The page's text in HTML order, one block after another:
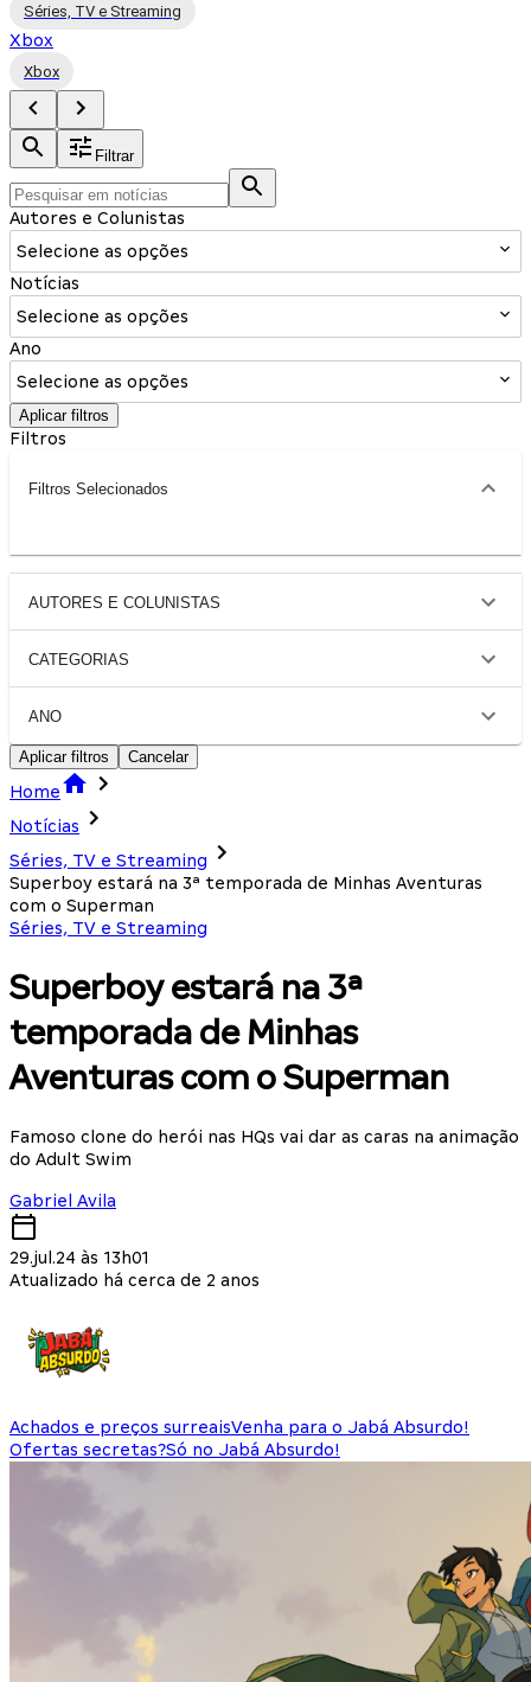
Séries, TV e Streaming
Xbox
Xbox
Filtrar
Autores e Colunistas
Selecione as opções
Notícias
Selecione as opções
Ano
Selecione as opções
Aplicar filtros
Filtros
Filtros Selecionados
AUTORES E COLUNISTAS
CATEGORIAS
ANO
Aplicar filtros Cancelar
Home
Notícias
Séries, TV e Streaming
Superboy estará na 3ª temporada de Minhas Aventuras
com o Superman
Séries, TV e Streaming
Superboy estará na 3ª
temporada de Minhas
Aventuras com o Superman
Famoso clone do herói nas HQs vai dar as caras na animação
do Adult Swim
Gabriel Avila
29.jul.24 às 13h01
Atualizado há cerca de 2 anos
Achados e preços surreaisVenha para o Jabá Absurdo!
Ofertas secretas?Só no Jabá Absurdo!